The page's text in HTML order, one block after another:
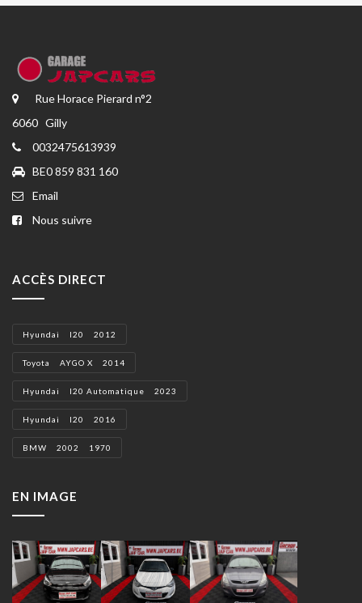
Rue Horace Pierard n°2
6060 Gilly
0032475613939
BE0 859 831 160
Email
Nous suivre
ACCÈS DIRECT
Hyundai I20 2012
Toyota AYGO X 2014
Hyundai I20 Automatique 2023
Hyundai I20 2016
BMW 2002 1970
EN IMAGE